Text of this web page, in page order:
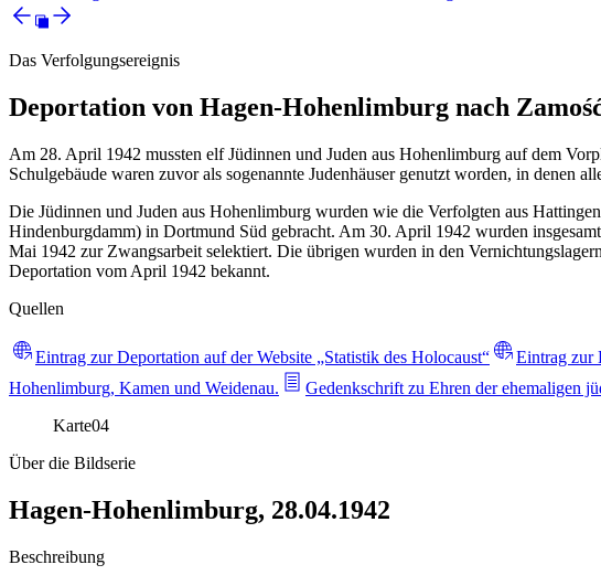
Das Verfolgungsereignis
Deportation von Hagen-Hohenlimburg nach
Am 28. April 1942 mussten elf Jüdinnen und Juden aus Hohenlimburg auf dem
Schulgebäude waren zuvor als sogenannte Judenhäuser genutzt worden, in denen
Die Jüdinnen und Juden aus Hohenlimburg wurden wie die Verfolgten aus
Hindenburgdamm) in Dortmund Süd gebracht. Am 30. April 1942 wurden
Mai 1942 zur Zwangsarbeit selektiert. Die übrigen wurden in den
Deportation vom April 1942 bekannt.
Quellen
Eintrag zur Deportation auf der Website „Statistik des Holocaust“ Eintrag zur
Hohenlimburg, Kamen und Weidenau.
Gedenkschrift zu Ehren der ehemaligen
Karte04
Über die Bildserie
Hagen-Hohenlimburg, 28.04.1942
Beschreibung